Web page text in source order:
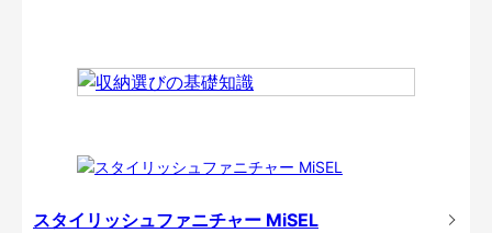
スタイリッシュファニチャー MiSEL